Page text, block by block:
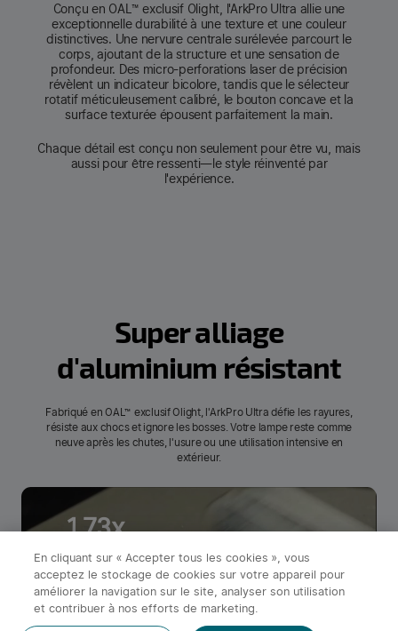
Conçu en OAL™ exclusif Olight, l'ArkPro Ultra allie une
exceptionnelle durabilité à une texture et une couleur
distinctives. Une nervure centrale surélevée parcourt le
corps, ajoutant de la structure et une sensation de
profondeur. Des micro-perforations laser de précision
révèlent un indicateur bicolore, tandis que le sélecteur
rotatif méticuleusement calibré, le bouton concave et la
surface texturée épousent parfaitement la main.
Chaque détail est conçu non seulement pour être vu, mais
aussi pour être ressenti—le style réinventé par
l'expérience.
Super alliage
d'aluminium résistant
Fabriqué en OAL™ exclusif Olight, l'ArkPro Ultra défie les rayures,
résiste aux chocs et ignore les bosses. Votre lampe reste comme
neuve après les chutes, l'usure ou une utilisation intensive en
extérieur.
1.73x
plus dur que
l'aluminium 6061
1.73x
En cliquant sur « Accepter tous les cookies », vous
acceptez le stockage de cookies sur votre appareil pour
améliorer la navigation sur le site, analyser son utilisation
et contribuer à nos efforts de marketing.